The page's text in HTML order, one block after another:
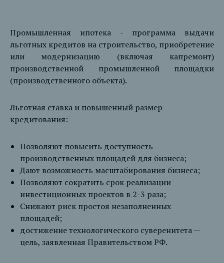
Промышленная ипотека - программа выдачи
льготных кредитов на строительство, приобретение
или модернизацию (включая капремонт)
производственной промышленной площадки
(производственного объекта).
Льготная ставка и повышенный размер
кредитования:
Позволяют повысить доступность
производственных площадей для бизнеса;
Дают возможность масштабирования бизнеса;
Позволяют сократить срок реализации
инвестиционных проектов в 2-3 раза;
Снижают риск простоя незаполненных
площадей;
достижение технологического суверенитета —
цель, заявленная Правительством РФ.